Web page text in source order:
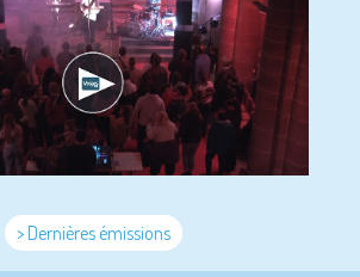
> Dernières émissions